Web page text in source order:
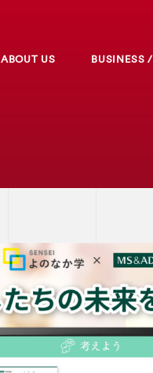
ABOUT US BUSINESS